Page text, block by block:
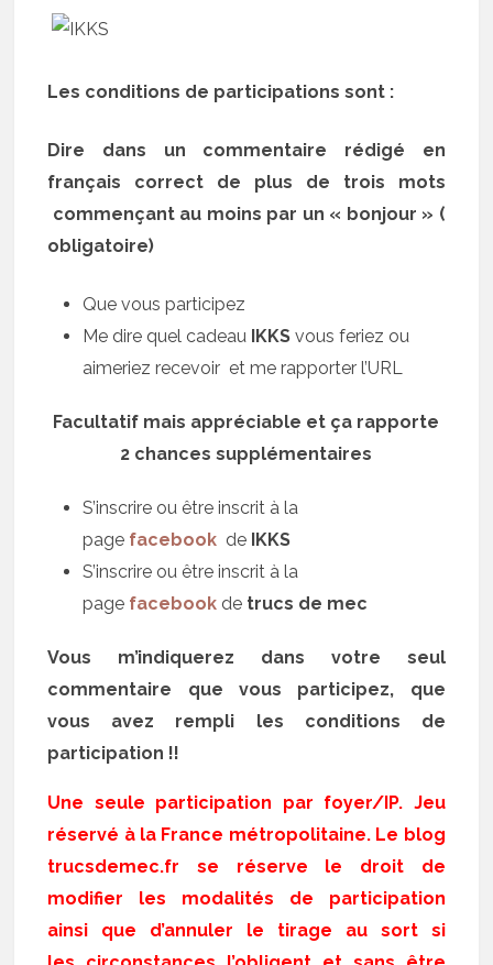
Les conditions de participations sont :
Dire dans un commentaire rédigé en
français correct de plus de trois mots
commençant au moins par un « bonjour » (
obligatoire)
Que vous participez
Me dire quel cadeau IKKS vous feriez ou
aimeriez recevoir et me rapporter l’URL
Facultatif mais appréciable et ça rapporte
2 chances supplémentaires
S’inscrire ou être inscrit à la
page facebook de IKKS
S’inscrire ou être inscrit à la
page facebook de trucs de mec
Vous m’indiquerez dans votre seul
commentaire que vous participez, que
vous avez rempli les conditions de
participation !!
Une seule participation par foyer/IP. Jeu
réservé à la France métropolitaine. Le blog
trucsdemec.fr se réserve le droit de
modifier les modalités de participation
ainsi que d’annuler le tirage au sort si